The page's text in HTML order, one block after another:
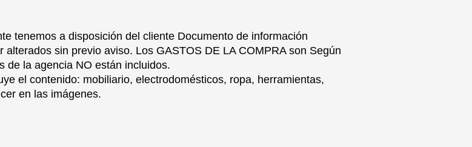
tenemos a disposición del cliente Documento de información
sin previo aviso. Los GASTOS DE LA COMPRA son Según
de la agencia NO están incluidos.
el contenido: mobiliario, electrodomésticos, ropa, herramientas,
en las imágenes.